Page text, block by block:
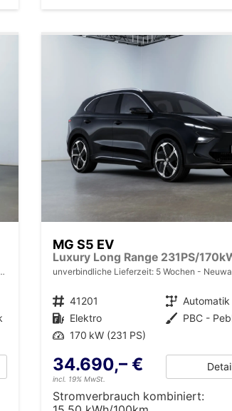
MG S5 EV
unverbindliche Lieferzeit: 5 Wochen Neuwagen
Fahrzeugnr. 41201 Getriebe Automatik
Kraftstoff Elektro Außenfarbe PBC -
Leistung 170 kW (231 PS)
34.690,– €
incl. 19% MwSt.
Stromverbrauch kombiniert: